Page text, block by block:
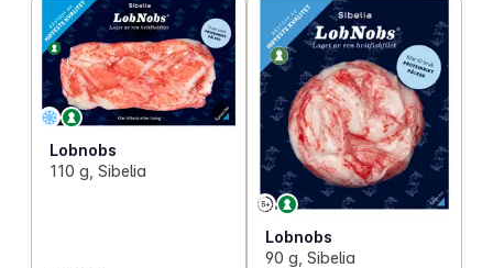
Lobnobs
110 g, Sibelia
Lobnobs
90 g, Sibelia